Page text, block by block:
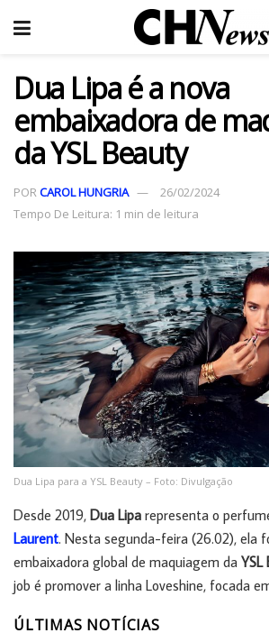
Dua Lipa é a nova
embaixadora de
da YSL Beauty
PORCAROL HUNGRIA
26/02/2024
Tempo De Leitura: 1 min de leitura
Dua Lipa para a YSL Beauty – Foto: Divulgação
Desde 2019, Dua Lipa representa o
Laurent. Nesta segunda-feira (26.02), ela
embaixadora global de maquiagem da YSL
job é promover a linha Loveshine, focada
ÚLTIMAS NOTÍCIAS